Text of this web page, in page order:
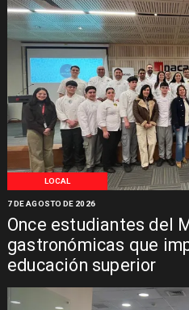
LOCAL
Once estudiantes del
gastronómicas que
educación superior
7 DE AGOSTO DE 2026